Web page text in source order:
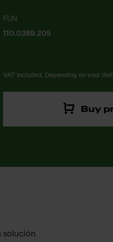
FUN
110.0389.205
VAT included. Depending on your
Buy
solución